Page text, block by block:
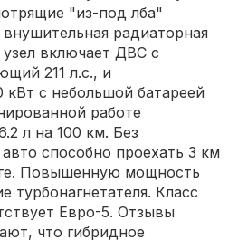
"из-под лба"
радиаторная
включает ДВС с
211 л.с., и
кВт с небольшой батареей
работе
л на 100 км. Без
способно проехать 3 км
Повышенную мощность
турбонагнетателя. Класс
Евро-5. Отзывы
что гибридное